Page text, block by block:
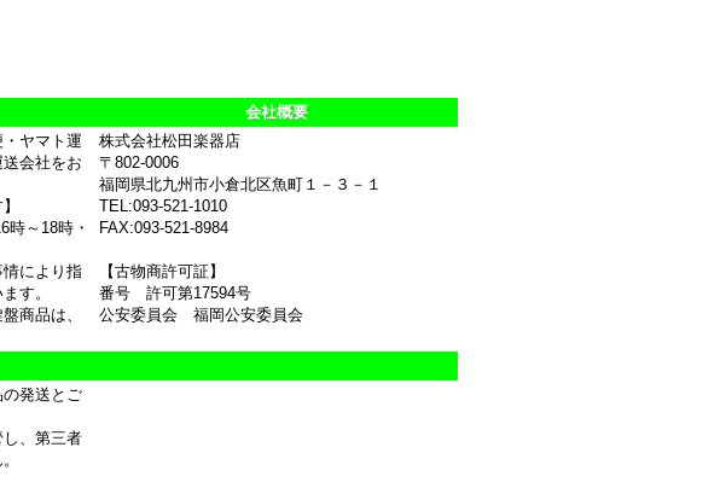
会社概要
ヤマト運
会社をお
時～18時・
により指
す。
商品は、
株式会社松田楽器店
〒802-0006
福岡県北九州市小倉北区魚町１－３－１
TEL:093-521-1010
FAX:093-521-8984
【古物商許可証】
番号 許可第17594号
公安委員会 福岡公安委員会
発送とご
、第三者